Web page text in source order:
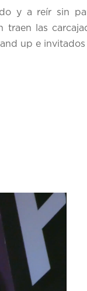
y a reír sin
traen las
up e invitados